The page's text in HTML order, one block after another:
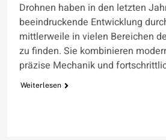
Drohnen haben in den letzten
beeindruckende Entwicklung
mittlerweile in vielen Bereichen
zu finden. Sie kombinieren
präzise Mechanik und
Weiterlesen